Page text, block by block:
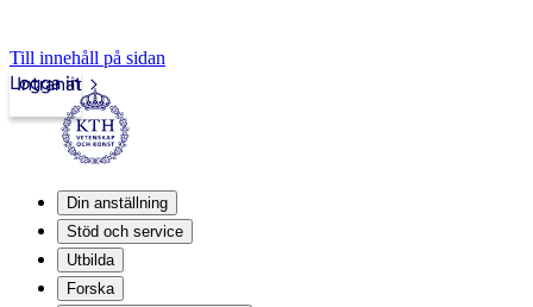
Till innehåll på sidan
Intranät
Logga in
Din anställning
Stöd och service
Utbilda
Forska